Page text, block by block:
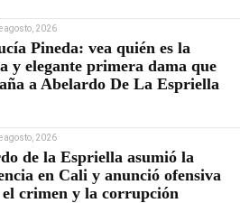
agosto, 2026
Pineda: vea quién es la
y elegante primera dama que
a Abelardo De La Espriella
agosto, 2026
de la Espriella asumió la
en Cali y anunció ofensiva
crimen y la corrupción